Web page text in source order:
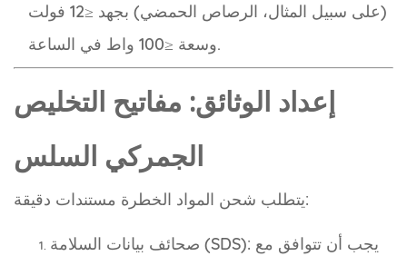
(على سبيل المثال، الرصاص الحمضي) بجهد ≤12 فولت
وسعة ≤100 واط في الساعة.
إعداد الوثائق: مفاتيح التخليص
الجمركي السلس
يتطلب شحن المواد الخطرة مستندات دقيقة:
صحائف بيانات السلامة (SDS): يجب أن تتوافق مع